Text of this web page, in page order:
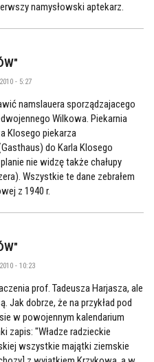
namysłowski aptekarz.
- 5:27
namslauera sporządzajacego
Wilkowa. Piekarnia
Klosego piekarza
do Karla Klosego
nie widzę także chałupy
Wszystkie te dane zebrałem
z 1940 r.
- 10:23
prof. Tadeusza Harjasza, ale
Jak dobrze, że na przykład pod
w powojennym kalendarium
zapis: "Władze radzieckie
wszystkie majątki ziemskie